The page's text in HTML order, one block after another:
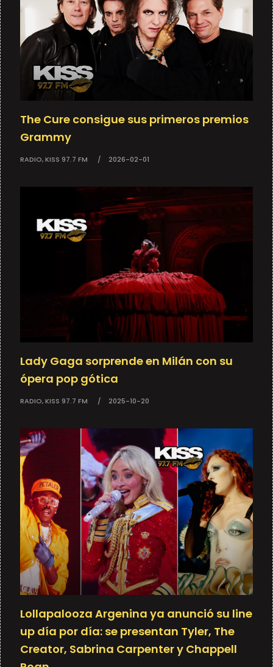
The Cure consigue sus primeros premios
Grammy
RADIO, KISS 97.7 FM 2026-02-01
Lady Gaga sorprende en Milán con su
ópera pop gótica
RADIO, KISS 97.7 FM 2025-10-20
Lollapalooza Argenina ya anunció su line
up día por día: se presentan Tyler, The
Creator, Sabrina Carpenter y Chappell